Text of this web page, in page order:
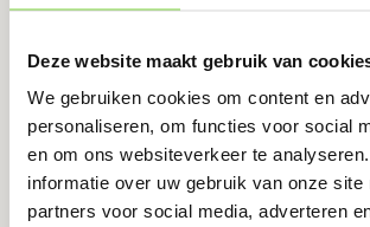
Deze website maakt gebruik van
We gebruiken cookies om content en
personaliseren, om functies voor social
en om ons websiteverkeer te
informatie over uw gebruik van onze site
partners voor social media, adverteren
In kokend water
€15.20
Bekijk product